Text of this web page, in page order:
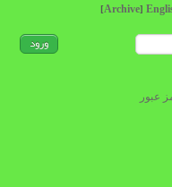
[Archive]
عبور